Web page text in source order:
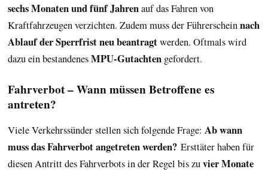
sechs Monaten und fünf Jahrenauf das Fahren von
Kraftfahrzeugen verzichten. Zudem muss der Führerscheinnach
Ablauf der Sperrfrist neu beantragtwerden. Oftmals wird
dazu ein bestandenesMPU-Gutachten gefordert.
Fahrverbot – Wann müssen Betroffene es
antreten?
Viele Verkehrssünder stellen sich folgende Frage: Ab wann
muss das Fahrverbot angetreten werden? Ersttäter haben für
diesen Antritt des Fahrverbots in der Regel bis zuvier Monate